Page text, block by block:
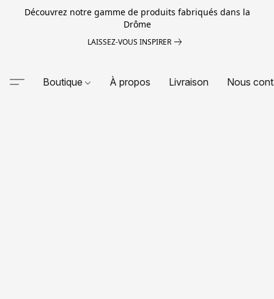
Découvrez notre gamme de produits fabriqués dans la
Drôme
LAISSEZ-VOUS INSPIRER
Boutique À propos Livraison Nous